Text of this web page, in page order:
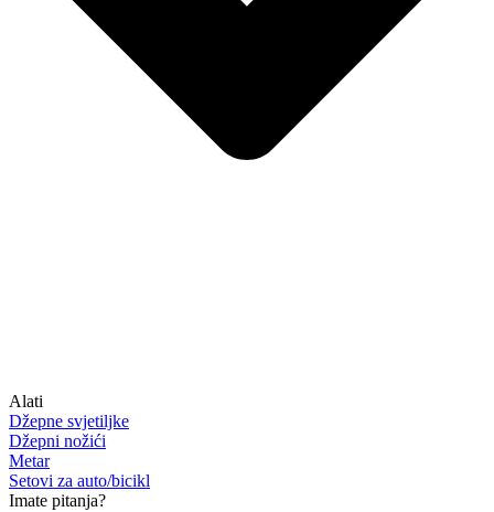
Alati
Džepne svjetiljke
Džepni nožići
Metar
Setovi za auto/bicikl
Imate pitanja?